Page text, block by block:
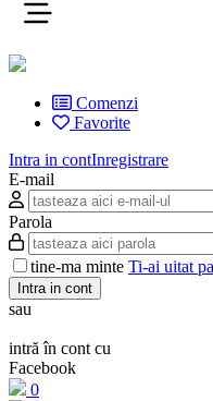
Comenzi
Favorite
Intra in contInregistrare
E-mail
Parola
tine-ma minte Ti-ai uitat
Intra in cont
sau
intră în cont cu
Facebook
0